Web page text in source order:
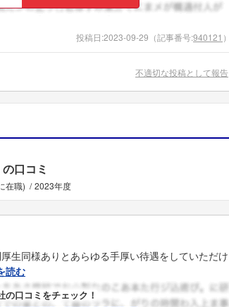
投稿日:2023-09-29 （記事番号:940121 ）
不適切な投稿として報告
の口コミ
在職) 2023年度
生同様ありとあらゆる手厚い待遇をしていただけ
読む
の口コミをチェック！